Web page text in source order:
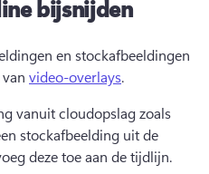
bijsnijden
en stockafbeeldingen
video-overlays.
vanuit cloudopslag zoals
stockafbeelding uit de
deze toe aan de tijdlijn.